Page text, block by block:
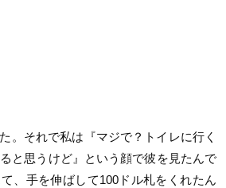
。それで私は『マジで？トイレに行く
と思うけど』という顔で彼を見たんで
、手を伸ばして100ドル札をくれたん